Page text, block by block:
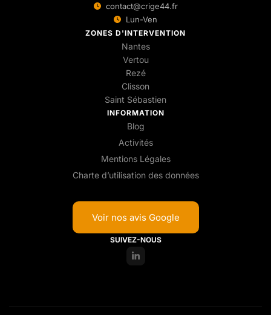
contact@crige44.fr
Lun-Ven
ZONES D'INTERVENTION
Nantes
Vertou
Rezé
Clisson
Saint Sébastien
INFORMATION
Blog
Activités
Mentions Légales
Charte d’utilisation des données
Voir nos avis Google
SUIVEZ-NOUS